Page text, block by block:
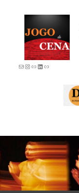
E-mailInstagram
LinkLinkedIn
Link